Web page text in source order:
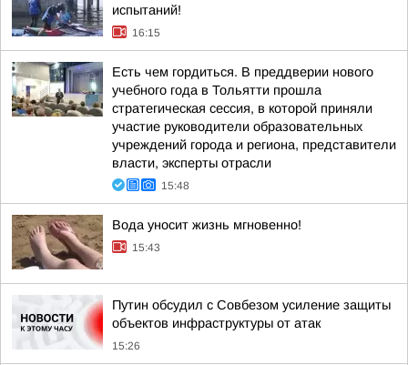
испытаний!
16:15
Есть чем гордиться. В преддверии нового
учебного года в Тольятти прошла
стратегическая сессия, в которой приняли
участие руководители образовательных
учреждений города и региона, представители
власти, эксперты отрасли
15:48
Вода уносит жизнь мгновенно!
15:43
Путин обсудил с Совбезом усиление защиты
объектов инфраструктуры от атак
15:26